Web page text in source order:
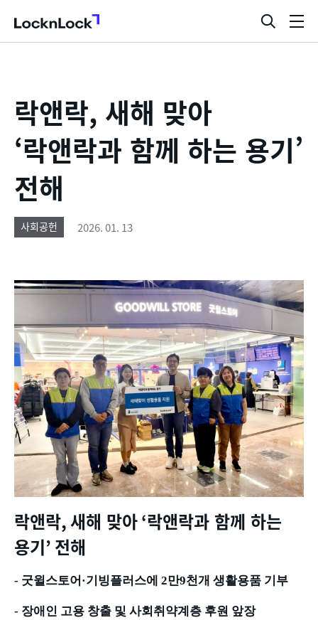
LocknLock
검
색
락앤락, 새해 맞아
‘락앤락과 함께 하는 용기’
전해
사회공헌 2026. 01. 13
락앤락,새해 맞아‘락앤락과 함께 하는
용기’ 전해
- 굿윌스토어 ·기빙플러스에 2만9천개 생활용품 기부
- 장애인 고용 창출 및 사회취약계층 후원 앞장